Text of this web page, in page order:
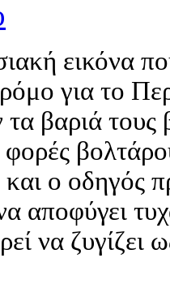
εικόνα
για το
βαριά τους
ο οδηγός
αποφύγει
να ζυγίζει